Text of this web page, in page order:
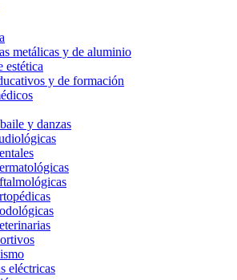
metálicas y de aluminio
estética
y de formación
y danzas
eléctricas